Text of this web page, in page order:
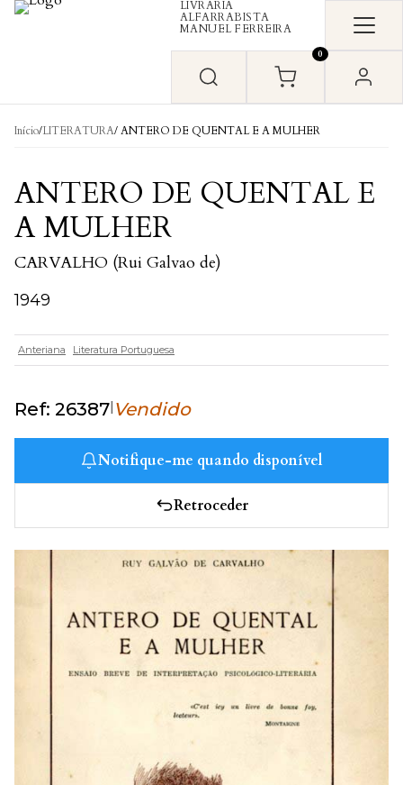
Skip to content
LIVRARIA
ALFARRABISTA
MANUEL FERREIRA
0
Início/LITERATURA/ ANTERO DE QUENTAL E A MULHER
ANTERO DE QUENTAL E
A MULHER
CARVALHO (Rui Galvao de)
1949
Anteriana Literatura Portuguesa
Ref: 26387|Vendido
Notifique-me quando disponível
Retroceder